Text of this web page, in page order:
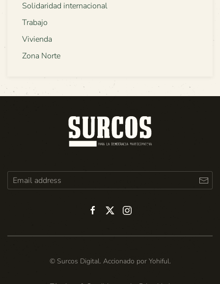
Solidaridad internacional
Trabajo
Vivienda
Zona Norte
© Surcos Digital. Accionado por Yohiful.